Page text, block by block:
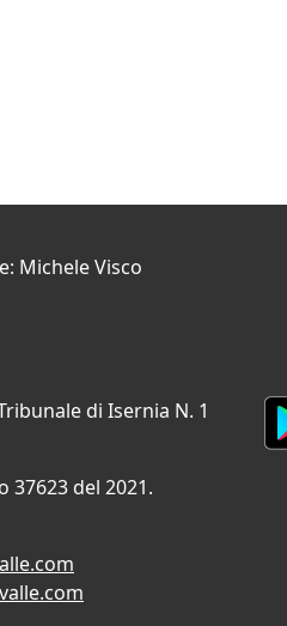
Michele Visco
di Isernia N. 1
37623 del 2021.